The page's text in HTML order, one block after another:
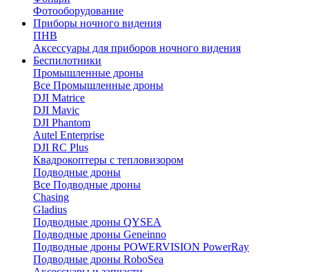
Фотооборудование
Приборы ночного видения
ПНВ
Аксессуары для приборов ночного видения
Беспилотники
Промышленные дроны
Все Промышленные дроны
DJI Matrice
DJI Mavic
DJI Phantom
Autel Enterprise
DJI RC Plus
Квадрокоптеры с тепловизором
Подводные дроны
Все Подводные дроны
Chasing
Gladius
Подводные дроны QYSEA
Подводные дроны Geneinno
Подводные дроны POWERVISION PowerRay
Подводные дроны RoboSea